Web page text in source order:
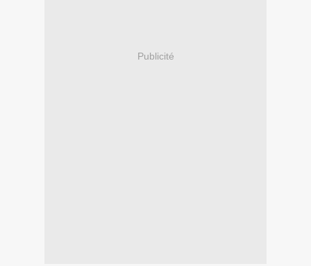
Publicité